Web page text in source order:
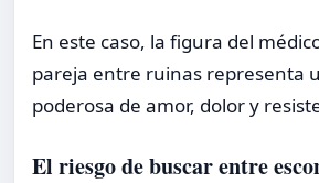
En este caso, la figura del
pareja entre ruinas representa
poderosa de amor, dolor y
El riesgo de buscar entre